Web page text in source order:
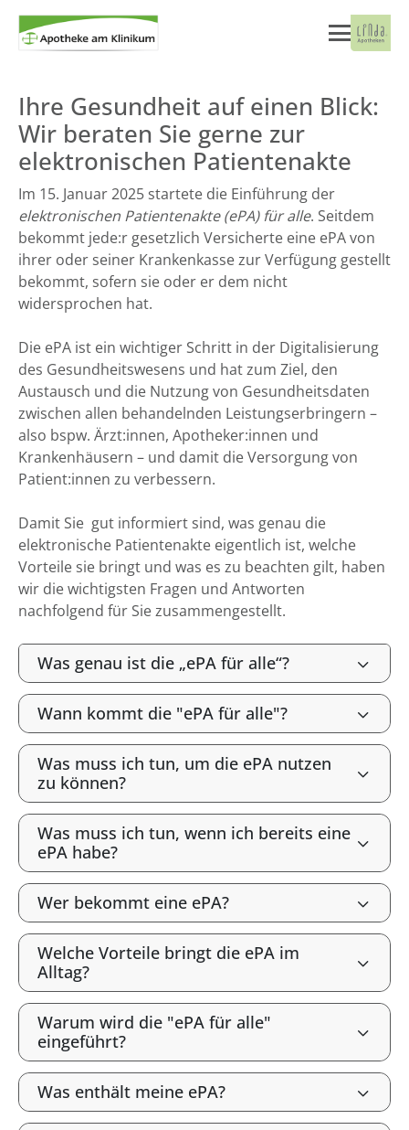
Ihre Gesundheit auf einen Blick:
Wir beraten Sie gerne zur
elektronischen Patientenakte
Im 15. Januar 2025 startete die Einführung der
elektronischen Patientenakte (ePA) für alle. Seitdem
bekommt jede:r gesetzlich Versicherte eine ePA von
ihrer oder seiner Krankenkasse zur Verfügung gestellt
bekommt, sofern sie oder er dem nicht
widersprochen hat.
Die ePA ist ein wichtiger Schritt in der Digitalisierung
des Gesundheitswesens und hat zum Ziel, den
Austausch und die Nutzung von Gesundheitsdaten
zwischen allen behandelnden Leistungserbringern –
also bspw. Ärzt:innen, Apotheker:innen und
Krankenhäusern – und damit die Versorgung von
Patient:innen zu verbessern.
Damit Sie gut informiert sind, was genau die
elektronische Patientenakte eigentlich ist, welche
Vorteile sie bringt und was es zu beachten gilt, haben
wir die wichtigsten Fragen und Antworten
nachfolgend für Sie zusammengestellt.
Was genau ist die „ePA für alle“?
Wann kommt die "ePA für alle"?
Was muss ich tun, um die ePA nutzen
zu können?
Was muss ich tun, wenn ich bereits eine
ePA habe?
Wer bekommt eine ePA?
Welche Vorteile bringt die ePA im
Alltag?
Warum wird die "ePA für alle"
eingeführt?
Was enthält meine ePA?